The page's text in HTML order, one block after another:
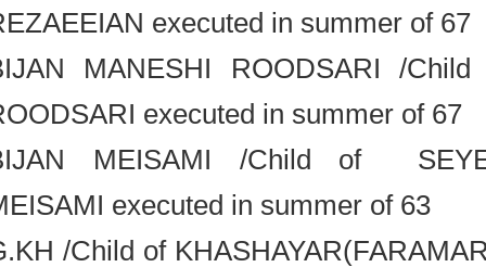
REZAEEIAN executed in summer of
BIJAN MANESHI ROODSARI /
ROODSARI executed in summer of
BIJAN MEISAMI /Child of
MEISAMI executed in summer of 63
G.KH /Child of